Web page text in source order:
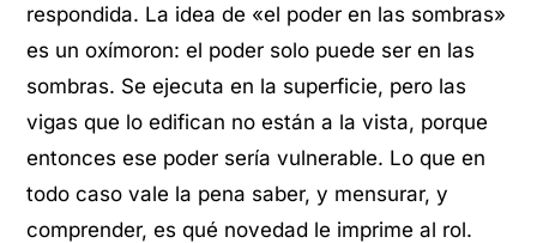
respondida. La idea de «el poder en las sombras»
es un oxímoron: el poder solo puede ser en las
sombras. Se ejecuta en la superficie, pero las
vigas que lo edifican no están a la vista, porque
entonces ese poder sería vulnerable. Lo que en
todo caso vale la pena saber, y mensurar, y
comprender, es qué novedad le imprime al rol.